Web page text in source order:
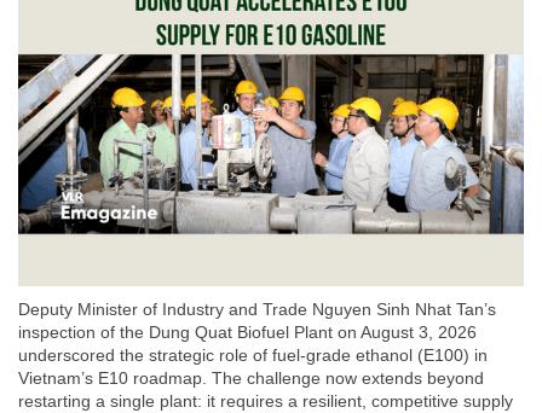
Deputy Minister of Industry and Trade Nguyen Sinh Nhat Tan’s
inspection of the Dung Quat Biofuel Plant on August 3, 2026
underscored the strategic role of fuel-grade ethanol (E100) in
Vietnam’s E10 roadmap. The challenge now extends beyond
restarting a single plant: it requires a resilient, competitive supply